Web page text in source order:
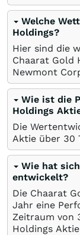
Welche
Holdings?
Hier sind die
Chaarat Gold
Newmont
Wie ist die
Holdings
Die
Aktie über 30
Wie hat
entwickelt?
Die Chaarat
Jahr eine
Zeitraum von
Holdings